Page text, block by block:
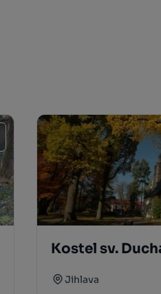
Kostel sv.
Jihlava